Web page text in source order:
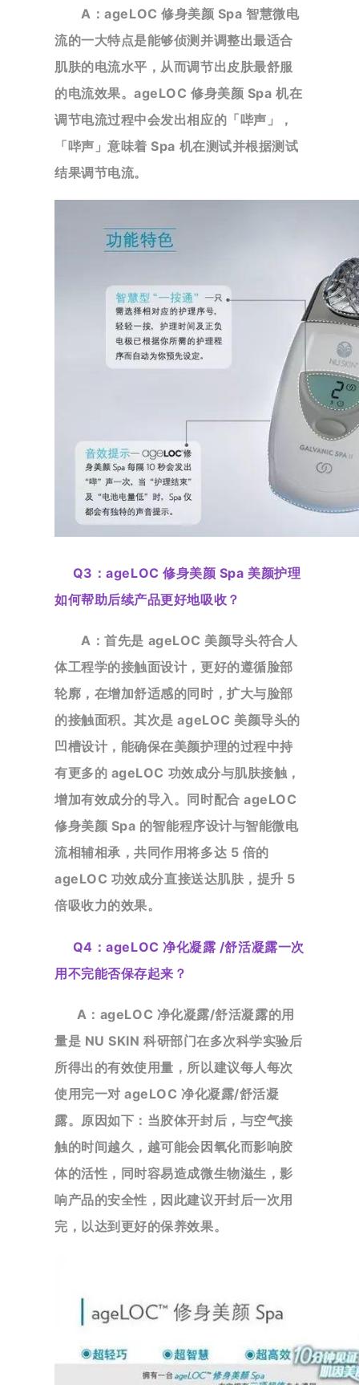
A：ageLOC 修身美颜 Spa 智慧微电
流的一大特点是能够侦测并调整出最适合
肌肤的电流水平，从而调节出皮肤最舒服
的电流效果。ageLOC 修身美颜 Spa 机在
调节电流过程中会发出相应的「哔声」，
「哔声」意味着 Spa 机在测试并根据测试
结果调节电流。
Q3：ageLOC 修身美颜 Spa 美颜护理
如何帮助后续产品更好地吸收？
A：首先是 ageLOC 美颜导头符合人
体工程学的接触面设计，更好的遵循脸部
轮廓，在增加舒适感的同时，扩大与脸部
的接触面积。其次是 ageLOC 美颜导头的
凹槽设计，能确保在美颜护理的过程中持
有更多的 ageLOC 功效成分与肌肤接触，
增加有效成分的导入。同时配合 ageLOC
修身美颜 Spa 的智能程序设计与智能微电
流相辅相承，共同作用将多达 5 倍的
ageLOC 功效成分直接送达肌肤，提升 5
倍吸收力的效果。
Q4：ageLOC 净化凝露 /舒活凝露一次
用不完能否保存起来？
A：ageLOC 净化凝露/舒活凝露的用
量是 NU SKIN 科研部门在多次科学实验后
所得出的有效使用量，所以建议每人每次
使用完一对 ageLOC 净化凝露/舒活凝
露。原因如下：当胶体开封后，与空气接
触的时间越久，越可能会因 氧化而影响胶
体的活性，同时容易造成微生物滋生，影
响产品的安全性，因此建议开封后一次用
完，以达到更好的保养效果。